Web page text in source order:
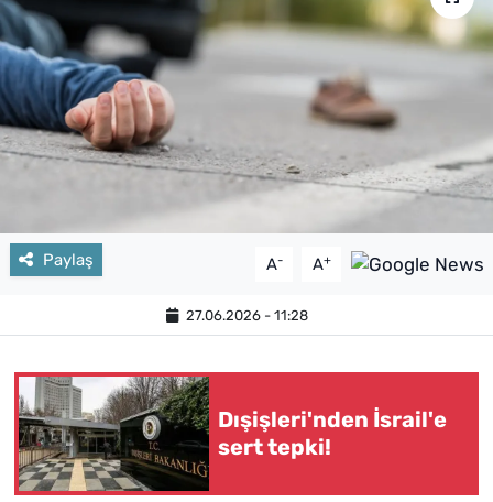
Paylaş A- A+
27.06.2026 - 11:28
Dışişleri'nden İsrail'e
sert tepki!